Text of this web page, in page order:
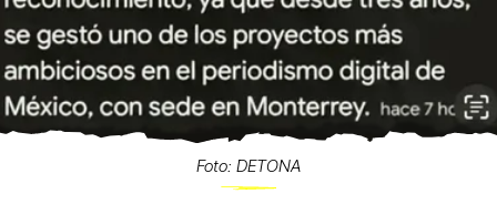
Foto: DETONA